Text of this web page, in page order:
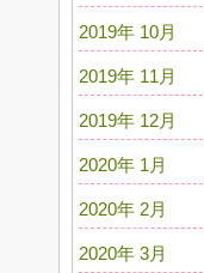
2019年 10月
2019年 11月
2019年 12月
2020年 1月
2020年 2月
2020年 3月